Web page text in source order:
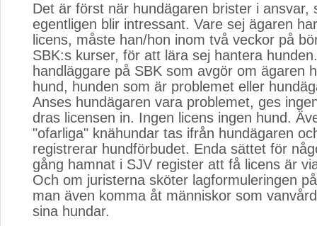
Det är först när hundägaren brister i ansvar,
egentligen blir intressant. Vare sej ägaren
licens, måste han/hon inom två veckor på
SBK:s kurser, för att lära sej hantera
handläggare på SBK som avgör om ägaren
hund, hunden som är problemet eller
Anses hundägaren vara problemet, ges
dras licensen in. Ingen licens ingen hund.
"ofarliga" knähundar tas ifrån hundägaren
registrerar hundförbudet. Enda sättet för
gång hamnat i SJV register att få licens är
Och om juristerna sköter lagformuleringen
man även komma åt människor som
sina hundar.